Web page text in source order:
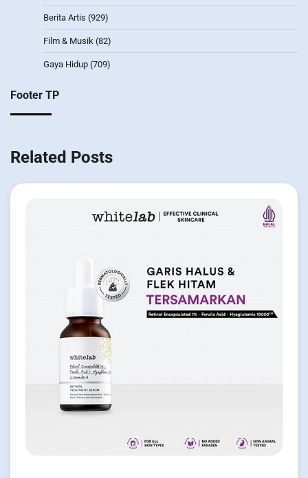
Berita Artis (929)
Film & Musik (82)
Gaya Hidup (709)
Footer TP
Related Posts